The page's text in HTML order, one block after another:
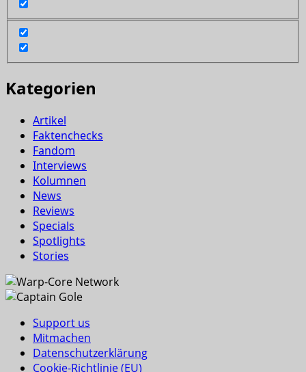
Kategorien
Artikel
Faktenchecks
Fandom
Interviews
Kolumnen
News
Reviews
Specials
Spotlights
Stories
Support us
Mitmachen
Datenschutzerklärung
Cookie-Richtlinie (EU)